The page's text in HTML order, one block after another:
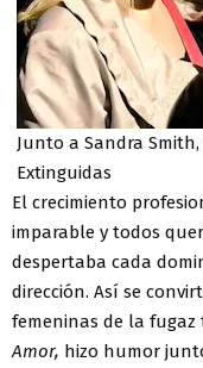
Junto a Sandra
Extinguidas
El crecimiento
imparable y todos
despertaba cada
dirección. Así se
femeninas de la fugaz
Amor, hizo humor